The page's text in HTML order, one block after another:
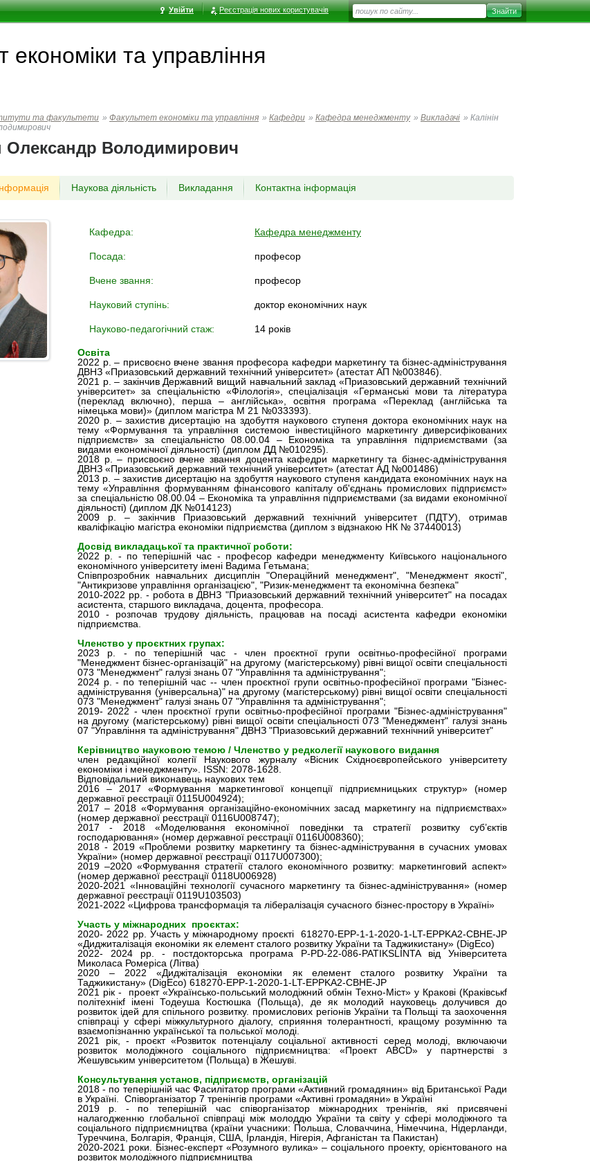
Увійти Реєстрація нових користувачів
економiки та управлiння
та факультети » Факультет економiки та управлiння » Кафедри » Кафедра менеджменту » Викладачі » Калінін
Олександр Володимирович
Наукова діяльність Викладання Контактна інформація
Кафедра: Кафедра менеджменту
Посада: професор
Вчене звання: професор
Науковий ступінь: доктор економічних наук
Науково-педагогічний стаж: 14 років
Освіта
2022 р. – присвоєно вчене звання професора кафедри маркетингу та бізнес-адміністрування
ДВНЗ «Приазовський державний технічний університет» (атестат АП №003846).
2021 р. – закінчив Державний вищий навчальний заклад «Приазовський державний технічний
університет» за спеціальністю «Філологія», спеціалізація «Германські мови та література
(переклад включно), перша – англійська», освітня програма «Переклад (англійська та
німецька мови)» (диплом магістра М 21 №033393).
2020 р. – захистив дисертацію на здобуття наукового ступеня доктора економічних наук на
тему «Формування та управління системою інвестиційного маркетингу диверсифікованих
підприємств» за спеціальністю 08.00.04 – Економіка та управління підприємствами (за
видами економічної діяльності) (диплом ДД №010295).
2018 р. – присвоєно вчене звання доцента кафедри маркетингу та бізнес-адміністрування
ДВНЗ «Приазовський державний технічний університет» (атестат АД №001486)
2013 р. – захистив дисертацію на здобуття наукового ступеня кандидата економічних наук на
тему «Управління формуванням фінансового капіталу об'єднань промислових підприємст»
за спеціальністю 08.00.04 – Економіка та управління підприємствами (за видами економічної
діяльності) (диплом ДК №014123)
2009 р. – закінчив Приазовський державний технічний університет (ПДТУ), отримав
кваліфікацію магістра економіки підприємства (диплом з відзнакою НК № 37440013)
Досвід викладацької та практичної роботи:
2022 р. - по теперішній час - професор кафедри менеджменту Київського національного
економічного університету імені Вадима Гетьмана;
Співпрозробник навчальних дисциплін "Операційний менеджмент", "Менеджмент якості",
"Антикризове управління організацією", "Ризик-менеджмент та економічна безпека"
2010-2022 рр. - робота в ДВНЗ "Приазовський державний технічний університет" на посадах
асистента, старшого викладача, доцента, професора.
2010 - розпочав трудову діяльність, працював на посаді асистента кафедри економіки
підприємства.
Членство у проєктних групах:
2023 р. - по теперішній час - член проєктної групи освітньо-професійної програми
"Менеджмент бізнес-організацій" на другому (магістерському) рівні вищої освіти спеціальності
073 "Менеджмент" галузі знань 07 "Управління та адміністрування";
2024 р. - по теперішній час -- член проєктної групи освітньо-професійної програми "Бізнес-
адміністрування (універсальна)" на другому (магістерському) рівні вищої освіти спеціальності
073 "Менеджмент" галузі знань 07 "Управління та адміністрування";
2019- 2022 - член проєктної групи освітньо-професійної програми "Бізнес-адміністрування"
на другому (магістерському) рівні вищої освіти спеціальності 073 "Менеджмент" галузі знань
07 "Управління та адміністрування" ДВНЗ "Приазовський державний технічний університет"
Керівництво науковою темою / Членство у редколегії наукового видання
член редакційної колегії Наукового журналу «Вісник Східноєвропейського університету
економіки і менеджменту». ISSN: 2078-1628.
Відповідальний виконавець наукових тем
2016 – 2017 «Формування маркетингової концепції підприємницьких структур» (номер
державної реєстрації 0115U004924);
2017 – 2018 «Формування організаційно-економічних засад маркетингу на підприємствах»
(номер державної реєстрації 0116U008747);
2017 - 2018 «Моделювання економічної поведінки та стратегії розвитку суб’єктів
господарювання» (номер державної реєстрації 0116U008360);
2018 - 2019 «Проблеми розвитку маркетингу та бізнес-адміністрування в сучасних умовах
України» (номер державної реєстрації 0117U007300);
2019 –2020 «Формування стратегії сталого економічного розвитку: маркетинговий аспект»
(номер державної реєстрації 0118U006928)
2020-2021 «Інноваційні технології сучасного маркетингу та бізнес-адміністрування» (номер
державної реєстрації 0119U103503)
2021-2022 «Цифрова трансформація та лібералізація сучасного бізнес-простору в Україні»
Участь у міжнародних проєктах:
2020- 2022 рр. Участь у міжнародному проєкті 618270-ЕРР-1-1-2020-1-LT-EPPKA2-CBHE-JP
«Диджиталізація економіки як елемент сталого розвитку України та Таджикистану» (DigEco)
2022- 2024 рр. - постдокторська програма P-PD-22-086-PATIKSLINTA від Університета
Миколаса Ромеріса (Літва)
2020 – 2022 «Диджіталізація економіки як елемент сталого розвитку України та
Таджикистану» (DigEco) 618270-EPP-1-2020-1-LT-EPPKA2-CBHE-JP
2021 рік - проект «Українсько-польський молодіжний обмін Техно-Міст» у Кракові (Краківськf
політехнікf імені Тодеуша Костюшка (Польща), де як молодий науковець долучився до
розвиток ідей для спільного розвитку. промислових регіонів України та Польщі та заохочення
співпраці у сфері міжкультурного діалогу, сприяння толерантності, кращому розумінню та
взаємопізнанню української та польської молоді.
2021 рік, - проєкт «Розвиток потенціалу соціальної активності серед молоді, включаючи
розвиток молодіжного соціального підприємництва: «Проект ABCD» у партнерстві з
Жешувським університетом (Польща) в Жешуві.
Консультування установ, підприємств, організацій
2018 - по теперішній час Фасилітатор програми «Активний громадянин» від Британської Ради
в Україні. Співорганізатор 7 тренінгів програми «Активні громадяни» в Україні
2019 р. - по теперішній час співорганізатор міжнародних тренінгів, які присвячені
налагодженню глобальної співпраці між молоддю України та світу у сфері молодіжного та
соціального підприємництва (країни учасники: Польша, Словаччина, Німеччина, Нідерланди,
Туреччина, Болгарія, Франція, США, Ірландія, Нігерія, Афганістан та Пакистан)
2020-2021 роки. Бізнес-експерт «Розумного вулика» – соціального проекту, орієнтованого на
розвиток молодіжного підприємництва